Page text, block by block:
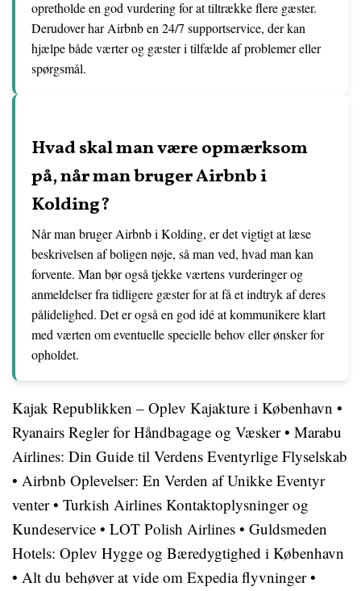
opretholde en god vurdering for at tiltrække flere gæster.
Derudover har Airbnb en 24/7 supportservice, der kan
hjælpe både værter og gæster i tilfælde af problemer eller
spørgsmål.
Hvad skal man være opmærksom
på, når man bruger Airbnb i
Kolding?
Når man bruger Airbnb i Kolding, er det vigtigt at læse
beskrivelsen af boligen nøje, så man ved, hvad man kan
forvente. Man bør også tjekke værtens vurderinger og
anmeldelser fra tidligere gæster for at få et indtryk af deres
pålidelighed. Det er også en god idé at kommunikere klart
med værten om eventuelle specielle behov eller ønsker for
opholdet.
Kajak Republikken – Oplev Kajakture i København •
Ryanairs Regler for Håndbagage og Væsker• Marabu
Airlines: Din Guide til Verdens Eventyrlige Flyselskab
• Airbnb Oplevelser: En Verden af Unikke Eventyr
venter• Turkish Airlines Kontaktoplysninger og
Kundeservice • LOT Polish Airlines • Guldsmeden
Hotels: Oplev Hygge og Bæredygtighed i København
• Alt du behøver at vide om Expedia flyvninger•